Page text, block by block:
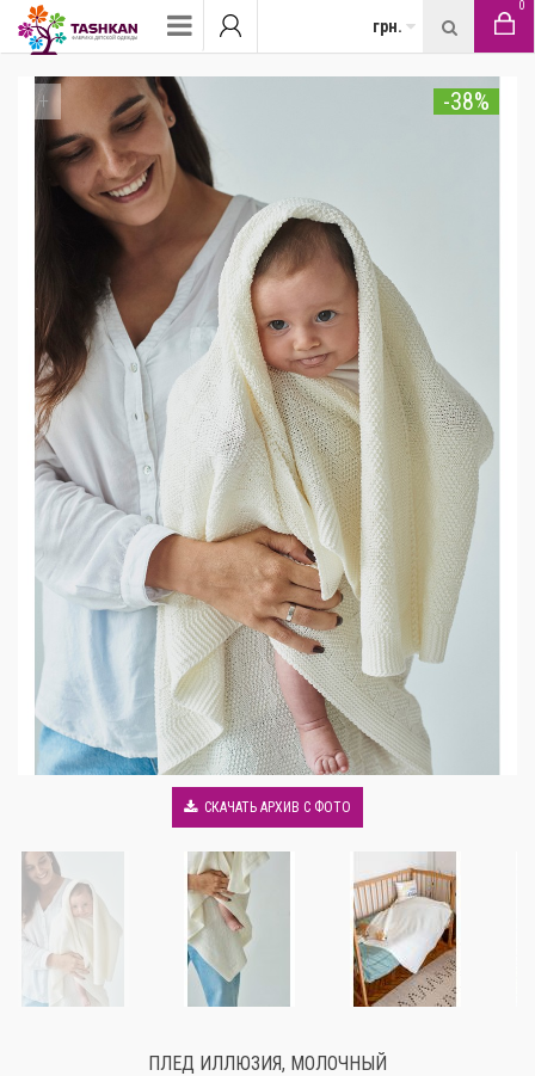
грн.
0
+ -38%
СКАЧАТЬ АРХИВ С ФОТО
ПЛЕД ИЛЛЮЗИЯ, МОЛОЧНЫЙ